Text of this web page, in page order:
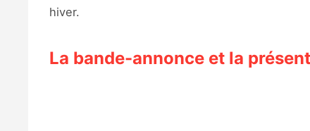
hiver.
La bande-annonce et la